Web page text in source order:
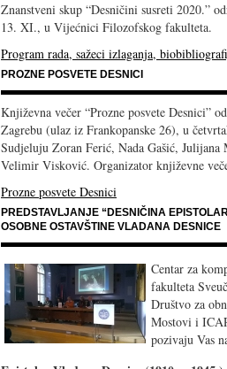
Znanstveni skup “Desničini susreti 2020.”
13. XI., u Vijećnici Filozofskog fakulteta.
Program rada, sažeci izlaganja,
PROZNE POSVETE DESNICI
Književna večer “Prozne posvete Desnici”
Zagrebu (ulaz iz Frankopanske 26), u
Sudjeluju Zoran Ferić, Nada Gašić,
Velimir Visković. Organizator književne
Prozne posvete Desnici
PREDSTAVLJANJE “DESNIČINA
OSOBNE OSTAVŠTINE VLADANA DESNICE
Centar za
fakulteta
Društvo za
Mostovi i
pozivaju Vas